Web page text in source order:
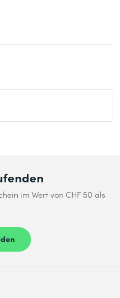
im Wert von CHF 50 als